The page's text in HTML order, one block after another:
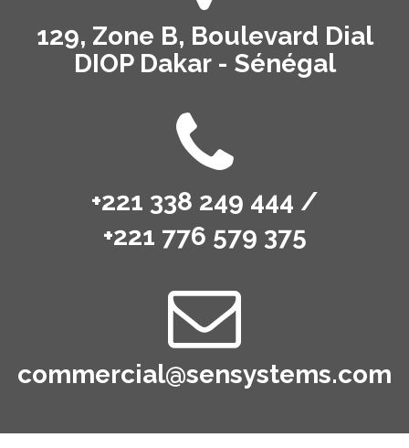
129, Zone B, Boulevard Dial
DIOP Dakar - Sénégal
+221 338 249 444 /
+221 776 579 375
commercial@sensystems.com